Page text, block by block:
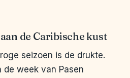
de Caribische kust
seizoen is de drukte.
de week van Pasen